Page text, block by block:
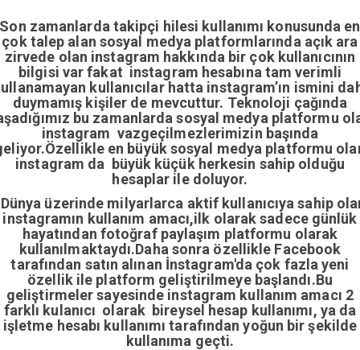
Son zamanlarda takipçi hilesi kullanımı konusunda en
çok talep alan sosyal medya platformlarında açık ara
zirvede olan instagram hakkında bir çok kullanıcının
bilgisi var fakat instagram hesabına tam verimli
kullanıcılar hatta instagram’ın ismini
duymamış kişiler de mevcuttur. Teknoloji çağında
bu zamanlarda sosyal medya platformu
instagram vazgeçilmezlerimizin başında
en büyük sosyal medya platformu
instagram da büyük küçük herkesin sahip olduğu
hesaplar ile doluyor.
üzerinde milyarlarca aktif kullanıcıya sahip
instagramın kullanım amacı,ilk olarak sadece günlük
hayatından fotoğraf paylaşım platformu olarak
kullanılmaktaydı.Daha sonra özellikle Facebook
tarafından satın alınan İnstagram'da çok fazla yeni
özellik ile platform geliştirilmeye başlandı.Bu
geliştirmeler sayesinde instagram kullanım amacı 2
farklı kulanıcı olarak bireysel hesap kullanımı, ya da
işletme hesabı kullanımı tarafından yoğun bir şekilde
kullanıma geçti.